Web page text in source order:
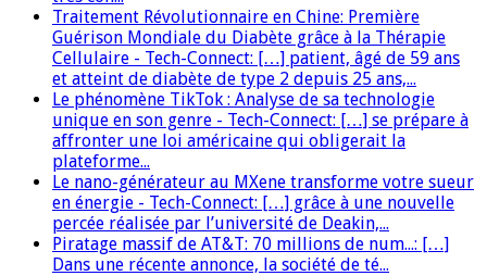
Traitement Révolutionnaire en Chine: Première
Guérison Mondiale du Diabète grâce à la Thérapie
Cellulaire - Tech-Connect: […] patient, âgé de 59 ans
et atteint de diabète de type 2 depuis 25 ans,...
Le phénomène TikTok : Analyse de sa technologie
unique en son genre - Tech-Connect: […] se prépare à
affronter une loi américaine qui obligerait la
plateforme...
Le nano-générateur au MXene transforme votre sueur
en énergie - Tech-Connect: […] grâce à une nouvelle
percée réalisée par l’université de Deakin,...
Piratage massif de AT&T: 70 millions de num...: […]
Dans une récente annonce, la société de té...